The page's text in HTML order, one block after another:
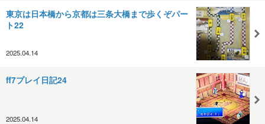
東京は日本橋から京都は三条大橋まで歩くぞパー
ト22
2025.04.14
ff7プレイ日記24
2025.04.14